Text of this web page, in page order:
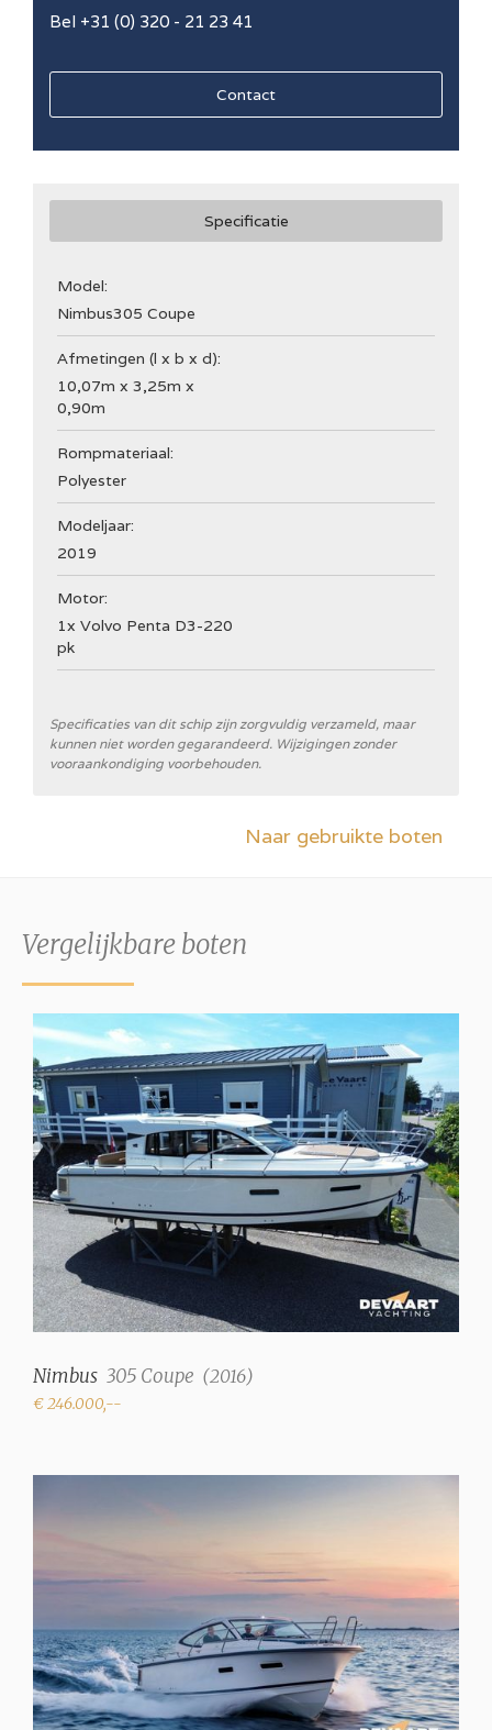
Bel +31 (0) 320 - 21 23 41
Contact
Specificatie
Model:
Nimbus305 Coupe
Afmetingen (l x b x d):
10,07m x 3,25m x
0,90m
Rompmateriaal:
Polyester
Modeljaar:
2019
Motor:
1x Volvo Penta D3-220
pk
Specificaties van dit schip zijn zorgvuldig verzameld, maar
kunnen niet worden gegarandeerd. Wijzigingen zonder
vooraankondiging voorbehouden.
Naar gebruikte boten
Vergelijkbare boten
Nimbus 305 Coupe (2016)
€ 246.000,--